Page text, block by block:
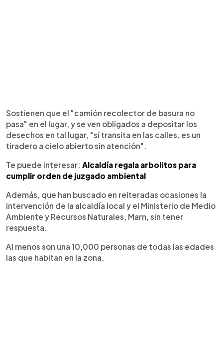
Sostienen que el "camión recolector de basura no
pasa" en el lugar, y se ven obligados a depositar los
desechos en tal lugar, "sí transita en las calles, es un
tiradero a cielo abierto sin atención".
Te puede interesar: Alcaldía regala arbolitos para
cumplir orden de juzgado ambiental
Además, que han buscado en reiteradas ocasiones la
intervención de la alcaldía local y el Ministerio de Medio
Ambiente y Recursos Naturales, Marn, sin tener
respuesta.
Al menos son una 10,000 personas de todas las edades
las que habitan en la zona.